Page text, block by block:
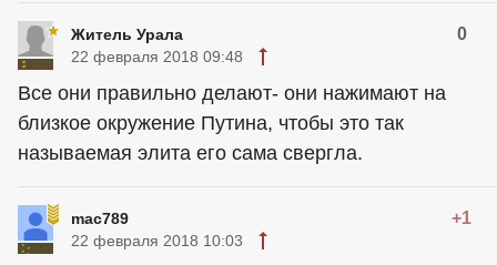
Житель Урала 0
22 февраля 2018 09:48
Все они правильно делают- они нажимают на
близкое окружение Путина, чтобы это так
называемая элита его сама свергла.
mac789 +1
22 февраля 2018 10:03